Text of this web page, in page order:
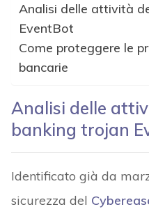
Analisi delle attività
EventBot
Come proteggere le
bancarie
Analisi delle
banking trojan
Identificato già da
sicurezza del